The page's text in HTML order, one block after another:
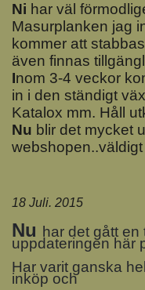
Ni har väl
Masurplanken jag
kommer att
även finnas
Inom 3-4 veckor
in i den ständigt
Katalox mm. Håll
Nu blir det mycket
18 Juli. 2015
Nu har det gått
uppdateringen här
Har varit ganska
inköp och